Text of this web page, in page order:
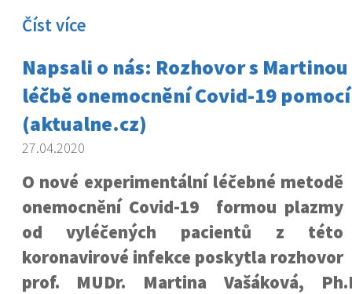
Číst více
Napsali o nás: Rozhovor s
léčbě onemocnění Covid-19
(aktualne.cz)
27.04.2020
O nové experimentální léčebné metodě
onemocnění Covid-19 formou plazmy
od vyléčených pacientů z této
koronavirové infekce poskytla rozhovor
prof. MUDr. Martina Vašáková,